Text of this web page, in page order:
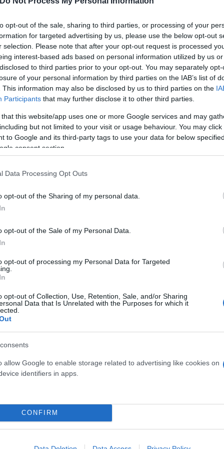
opt-out of the sale, sharing to third parties, or processing of your
for targeted advertising by us, please use the below opt-out
selection. Please note that after your opt-out request is processed
interest-based ads based on personal information utilized by us
to third parties prior to your opt-out. You may separately
of your personal information by third parties on the IAB’s list of
This information may also be disclosed by us to third parties on the
Participants that may further disclose it to other third parties.
that this website/app uses one or more Google services and may
but not limited to your visit or usage behaviour. You may
to Google and its third-party tags to use your data for below
consent section.
Data Processing Opt Outs
opt-out of the Sharing of my personal data.
opt-out of the Sale of my Personal Data.
opt-out of processing my Personal Data for Targeted
opt-out of Collection, Use, Retention, Sale, and/or Sharing
Data that Is Unrelated with the Purposes for which it
allow Google to enable storage related to advertising like cookies on
identifiers in apps.
CONFIRM
που βρίσκονταν εκείνη την ώρα στο
την στιγμή και την αξιέπαινη
«Αν υπήρχαν κι άλλοι σαν και εσένα, ίσως να
ασυνείδητων οδηγών στο συγκεκριμένο
με θράσος συνεχίζουν να περνούν άρον
Flash.gr